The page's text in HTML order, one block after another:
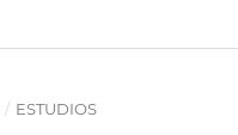
/ ESTUDIOS